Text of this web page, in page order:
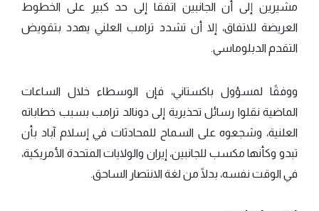
مشيرين إلى أن الجانبين اتفقا إلى حد كبير على الخطوط
العريضة للاتفاق، إلا أن تشدد ترامب العلني يهدد بتقويض
التقدم الدبلوماسي.
ووفقًا لمسؤول باكستاني، فإن الوسطاء خلال الساعات
الماضية نقلوا رسائل تحذيرية إلى دونالد ترامب بسبب خطاباته
العلنية، وشجعوه على السماح للمحادثات في إسلام آباد بأن
تبدو وكأنها مكسب للجانبين، إيران والولايات المتحدة الأمريكية،
في الوقت نفسه، بدلًا من لغة الانتصار الساحق.